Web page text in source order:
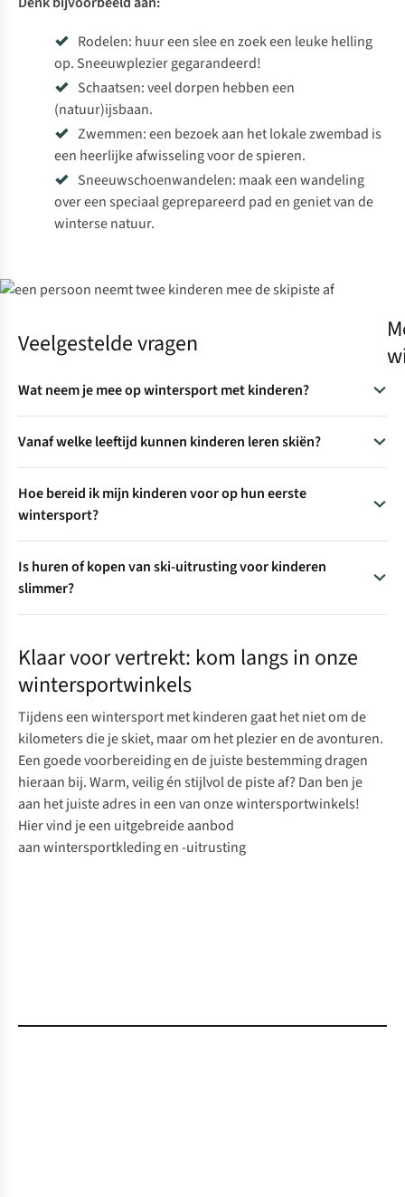
Rodelen: huur een slee en zoek een leuke helling
op. Sneeuwplezier gegarandeerd!
Schaatsen: veel dorpen hebben een
(natuur)ijsbaan.
Zwemmen: een bezoek aan het lokale zwembad is
een heerlijke afwisseling voor de spieren.
Sneeuwschoenwandelen: maak een wandeling
over een speciaal geprepareerd pad en geniet van de
winterse natuur.
Veelgestelde vragen
Wat neem je mee op wintersport met kinderen?
anders dan op avontuur gaan in de zomer. Extra laagjes,
stevige stappers en goede bescherming zijn onmisbaar in de
sneeuw. Om je op weg te helpen, hebben we een
wintersport-paklijst opgesteld. Zo gaan jij en je kinderen
paklijst
Vanaf welke leeftijd kunnen kinderen leren skiën?
Dan zijn ze motorisch sterk genoeg om de basis te leren.
Hoe bereid ik mijn kinderen voor op hun eerste
wintersport?
samen filmpjes te kijken, spelenderwijs balans te oefenen en
ze hun nieuwe outfit te laten passen. Zo wordt de stap naar
de sneeuw minder spannend.
Is huren of kopen van ski-uitrusting voor kinderen
slimmer?
groeien snel uit hun ski’s en schoenen, waardoor kopen
duur kan zijn. Vanaf een jaar of tien, als kinderen minder
hard groeien en vaker op wintersport gaan, kan kopen
voordeliger zijn.
Klaar voor vertrekt: kom langs in onze
wintersportwinkels
Tijdens een wintersport met kinderen gaat het niet om de
kilometers die je skiet, maar om het plezier en de avonturen.
Een goede voorbereiding en de juiste bestemming dragen
hieraan bij. Warm, veilig én stijlvol de piste af? Dan ben je
aan het juiste adres ineen van onze wintersportwinkels!
Hier vind je een uitgebreide aanbod
aanwintersportkledingen -uitrusting